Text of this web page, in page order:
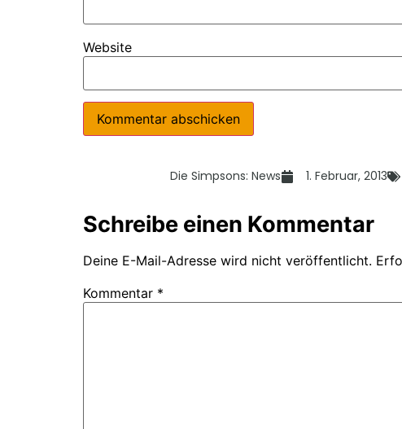
Website
Die Simpsons: News 1. Februar, 2013
Schreibe einen Kommentar
Deine E-Mail-Adresse wird nicht veröffentlicht.
Kommentar *